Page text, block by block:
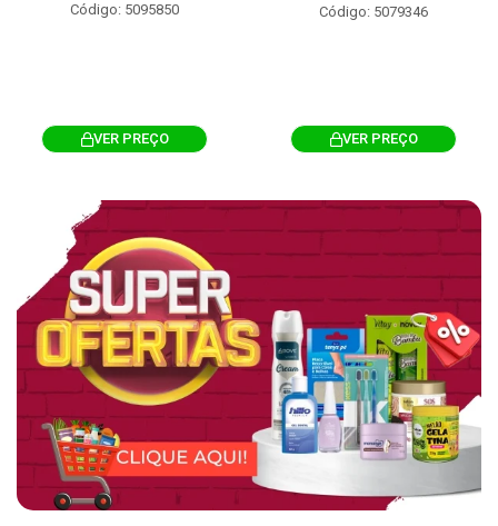
Código: 5095850
VER PREÇO
Código: 5079346
VER PREÇO